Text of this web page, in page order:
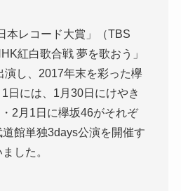
本レコード大賞」（TBS
紅白歌合戦 夢を歌おう」
演し、2017年末を彩った欅
日には、1月30日にけやき
2月1日に欅坂46がそれぞ
館単独3days公演を開催す
した。